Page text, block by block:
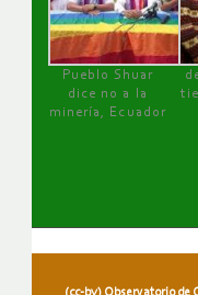
Pueblo Shuar
dice no a la
minería, Ecuador